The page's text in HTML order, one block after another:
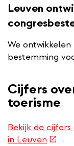
Leuven
We
bestemming
Cijfers
toerisme
Bekijk de
in Leuven